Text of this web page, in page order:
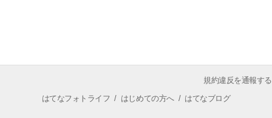
規約違反を通報する
はてなフォトライフ / はじめての方へ/ はてなブログ